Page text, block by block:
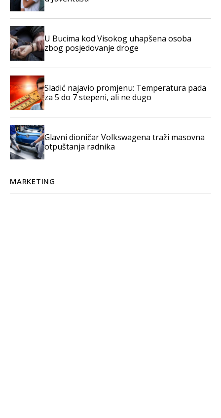
U Bucima kod Visokog uhapšena osoba
zbog posjedovanje droge
Sladić najavio promjenu: Temperatura pada
za 5 do 7 stepeni, ali ne dugo
Glavni dioničar Volkswagena traži masovna
otpuštanja radnika
MARKETING